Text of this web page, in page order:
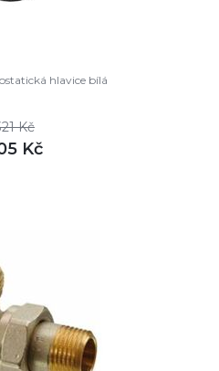
hlavice bílá
Kč
Kč